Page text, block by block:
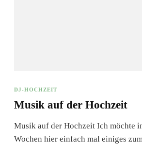
DJ-HOCHZEIT
Musik auf der Hochzeit
Musik auf der Hochzeit Ich möchte
Wochen hier einfach mal einiges